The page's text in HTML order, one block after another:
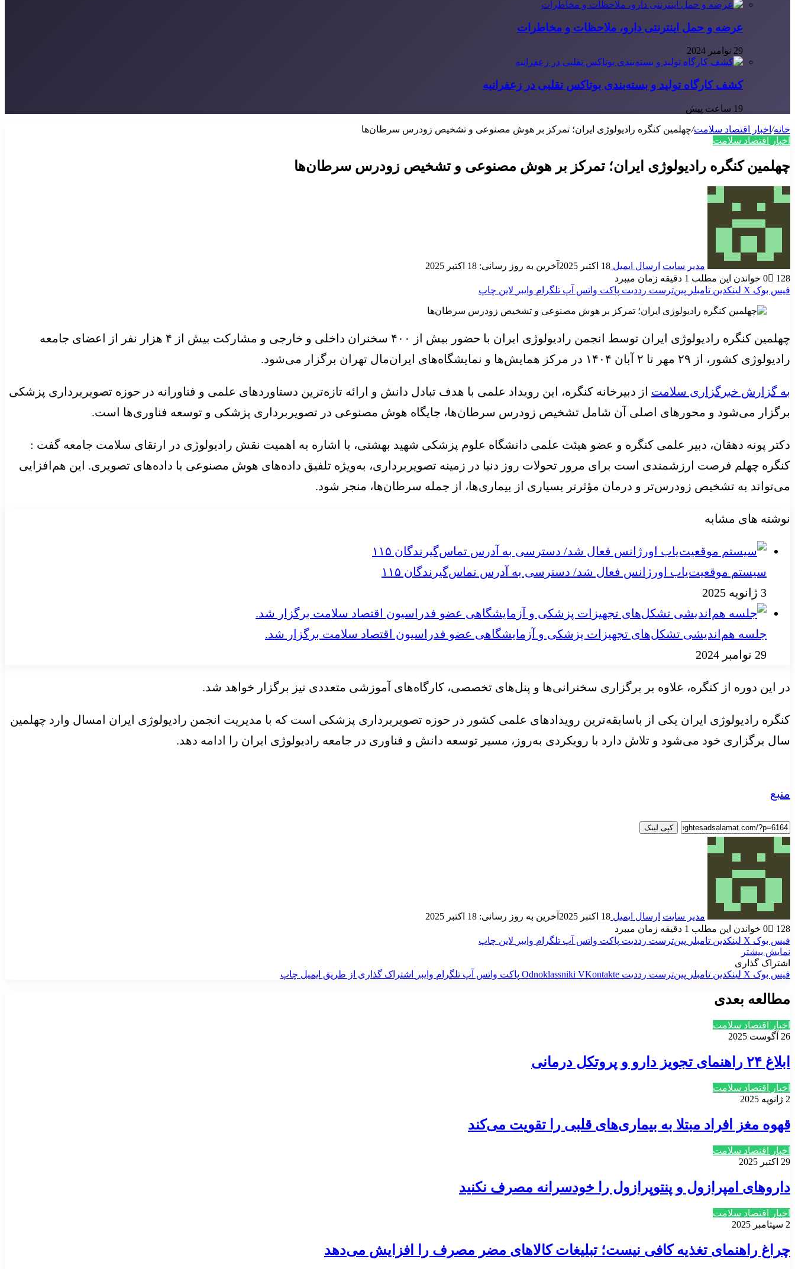
عرضه و حمل اینترنتی دارو، ملاحظات و مخاطرات
29 نوامبر 2024
کشف کارگاه تولید و بسته‌بندی بوتاکس تقلبی در زعفرانیه
19 ساعت پیش
خانه/ اخبار اقتصاد سلامت/چهلمین کنگره رادیولوژی ایران؛ تمرکز بر هوش مصنوعی و تشخیص زودرس سرطان‌ها
اخبار اقتصاد سلامت
چهلمین کنگره رادیولوژی ایران؛ تمرکز بر هوش مصنوعی و تشخیص زودرس سرطان‌ها
مدیر سایت ارسال ایمیل 18 اکتبر 2025
آخرین به روز رسانی: 18 اکتبر 2025
0
128
خواندن این مطلب 1 دقیقه زمان میبرد
فیس بوک X لینکدین ‫تامبلر ‫پین‌ترست ‫رددیت پاکت واتس آپ تلگرام وایبر لاین چاپ
چهلمین کنگره رادیولوژی ایران توسط انجمن رادیولوژی ایران با حضور بیش از ۴۰۰ سخنران داخلی و خارجی و مشارکت بیش از ۴ هزار نفر از اعضای جامعه
رادیولوژی کشور، از ۲۹ مهر تا ۲ آبان ۱۴۰۴ در مرکز همایش‌ها و نمایشگاه‌های ایران‌مال تهران برگزار می‌شود.
به گزارش خبرگزاری سلامت از دبیرخانه کنگره، این رویداد علمی با هدف تبادل دانش و ارائه تازه‌ترین دستاوردهای علمی و فناورانه در حوزه تصویربرداری پزشکی
برگزار می‌شود و محورهای اصلی آن شامل تشخیص زودرس سرطان‌ها، جایگاه هوش مصنوعی در تصویربرداری پزشکی و توسعه فناوری‌ها است.
دکتر پونه دهقان، دبیر علمی کنگره و عضو هیئت علمی دانشگاه علوم پزشکی شهید بهشتی، با اشاره به اهمیت نقش رادیولوژی در ارتقای سلامت جامعه گفت :
کنگره چهلم فرصت ارزشمندی است برای مرور تحولات روز دنیا در زمینه تصویربرداری، به‌ویژه تلفیق داده‌های هوش مصنوعی با داده‌های تصویری. این هم‌افزایی
می‌تواند به تشخیص زودرس‌تر و درمان مؤثرتر بسیاری از بیماری‌ها، از جمله سرطان‌ها، منجر شود.
نوشته های مشابه
سیستم موقعیت‌یاب اورژانس فعال شد/ دسترسی به آدرس تماس‌گیرندگان ۱۱۵
3 ژانویه 2025
جلسه هم‌اندیشی تشکل‌های تجهیزات پزشکی و آزمایشگاهی عضو فدراسیون اقتصاد سلامت برگزار شد.
29 نوامبر 2024
در این دوره از کنگره، علاوه بر برگزاری سخنرانی‌ها و پنل‌های تخصصی، کارگاه‌های آموزشی متعددی نیز برگزار خواهد شد.
کنگره رادیولوژی ایران یکی از باسابقه‌ترین رویدادهای علمی کشور در حوزه تصویربرداری پزشکی است که با مدیریت انجمن رادیولوژی ایران امسال وارد چهلمین
سال برگزاری خود می‌شود و تلاش دارد با رویکردی به‌روز، مسیر توسعه دانش و فناوری در جامعه رادیولوژی ایران را ادامه دهد.
منبع
کپی لینک
مدیر سایت ارسال ایمیل 18 اکتبر 2025
آخرین به روز رسانی: 18 اکتبر 2025
0
128
خواندن این مطلب 1 دقیقه زمان میبرد
فیس بوک X لینکدین ‫تامبلر ‫پین‌ترست ‫رددیت پاکت واتس آپ تلگرام وایبر لاین چاپ
نمایش بیشتر
اشتراک گذاری
فیس بوک X لینکدین ‫تامبلر ‫پین‌ترست ‫رددیت ‫VKontakte
‫Odnoklassniki پاکت واتس آپ تلگرام وایبر اشتراک گذاری از طریق ایمیل چاپ
مطالعه بعدی
اخبار اقتصاد سلامت
26 آگوست 2025
ابلاغ ۲۴ راهنمای تجویز دارو و پروتکل درمانی
اخبار اقتصاد سلامت
2 ژانویه 2025
قهوه مغز افراد مبتلا به بیماری‌های قلبی را تقویت می‌کند
اخبار اقتصاد سلامت
29 اکتبر 2025
داروهای امپرازول و پنتوپرازول را خودسرانه مصرف نکنید
اخبار اقتصاد سلامت
2 سپتامبر 2025
چراغ راهنمای تغذیه کافی نیست؛ تبلیغات کالاهای مضر مصرف را افزایش می‌دهد